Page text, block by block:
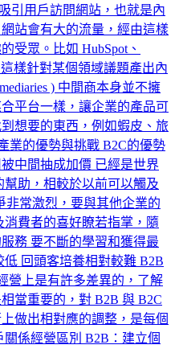
引用戶訪問網站，也就是內
站會有大的流量，經由這樣
受眾。比如 HubSpot、
樣針對某個領域議題產出內
) 中間商本身並不擁
平台一樣，讓企業的產品可
想要的東西，例如蝦皮、旅
業的優勢與挑戰 B2C的優勢
中間抽成加價 已經是世界
幫助，相較於以前可以觸及
非常激烈，要與其他企業的
費者的喜好瞭若指掌，隨
務 要不斷的學習和獲得最
回頭客培養相對較難 B2B
營上是有許多差異的，了解
當重要的，對 B2B 與 B2C
做出相對應的調整，是每個
係經營區別 B2B：建立個